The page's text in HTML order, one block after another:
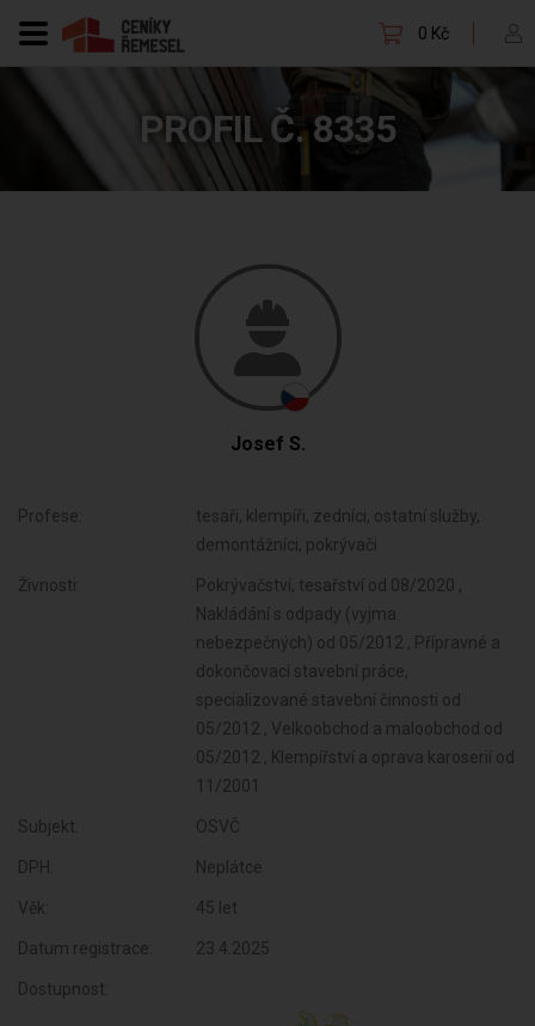
0 Kč
PROFIL Č. 8335
Josef S.
Profese:
tesaři, klempíři, zedníci, ostatní služby,
demontážníci, pokrývači
Živnosti:
Pokrývačství, tesařství od 08/2020 ,
Nakládání s odpady (vyjma
nebezpečných) od 05/2012 , Přípravné a
dokončovací stavební práce,
specializované stavební činnosti od
05/2012 , Velkoobchod a maloobchod od
05/2012 , Klempířství a oprava karoserií od
11/2001
Subjekt: OSVČ
DPH: Neplátce
Věk: 45 let
Datum registrace: 23.4.2025
Dostupnost: